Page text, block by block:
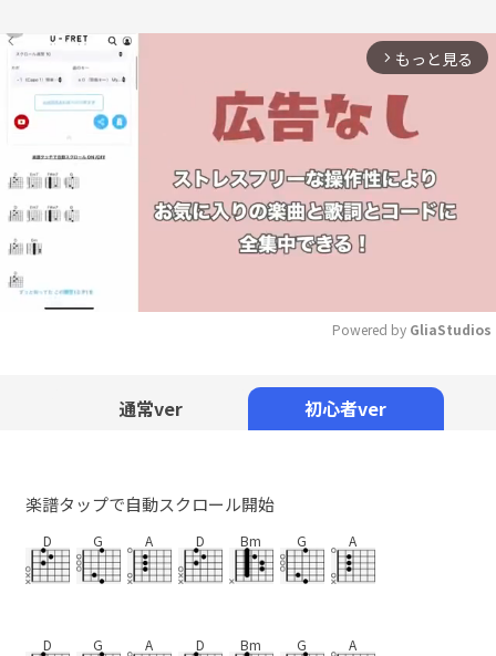
arrow_forward_ios もっと見る
Powered by GliaStudios
通常ver 初心者ver
楽譜タップで自動スクロール開始
D G A D Bm G A
D G A D Bm G A